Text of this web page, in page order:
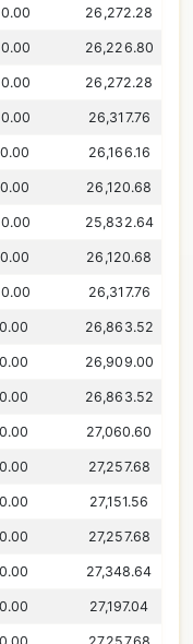
26,272.28
26,226.80
26,272.28
26,317.76
26,166.16
26,120.68
25,832.64
26,120.68
26,317.76
26,863.52
26,909.00
26,863.52
27,060.60
27,257.68
27,151.56
27,257.68
27,348.64
27,197.04